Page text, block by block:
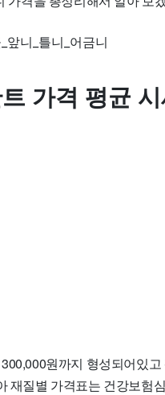
가격 평균
원까지 형성되어있
재질별 가격표는 건강보험